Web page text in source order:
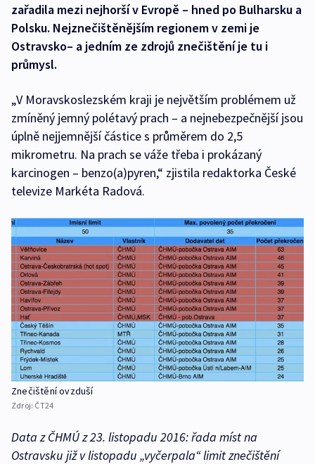
zařadila mezi nejhorší v Evropě – hned po Bulharsku a
Polsku. Nejznečištěnějším regionem v zemi je
Ostravsko– a jedním ze zdrojů znečištění je tu i
průmysl.
„V Moravskoslezském kraji je největším problémem už
zmíněný jemný polétavý prach – a nejnebezpečnější jsou
úplně nejjemnější částice s průměrem do 2,5
mikrometru. Na prach se váže třeba i prokázaný
karcinogen – benzo(a)pyren,“ zjistila redaktorka České
televize Markéta Radová.
Znečištění ovzduší
Zdroj: ČT24
Data z ČHMÚ z 23. listopadu 2016: řada míst na
Ostravsku již v listopadu „vyčerpala“ limit znečištění